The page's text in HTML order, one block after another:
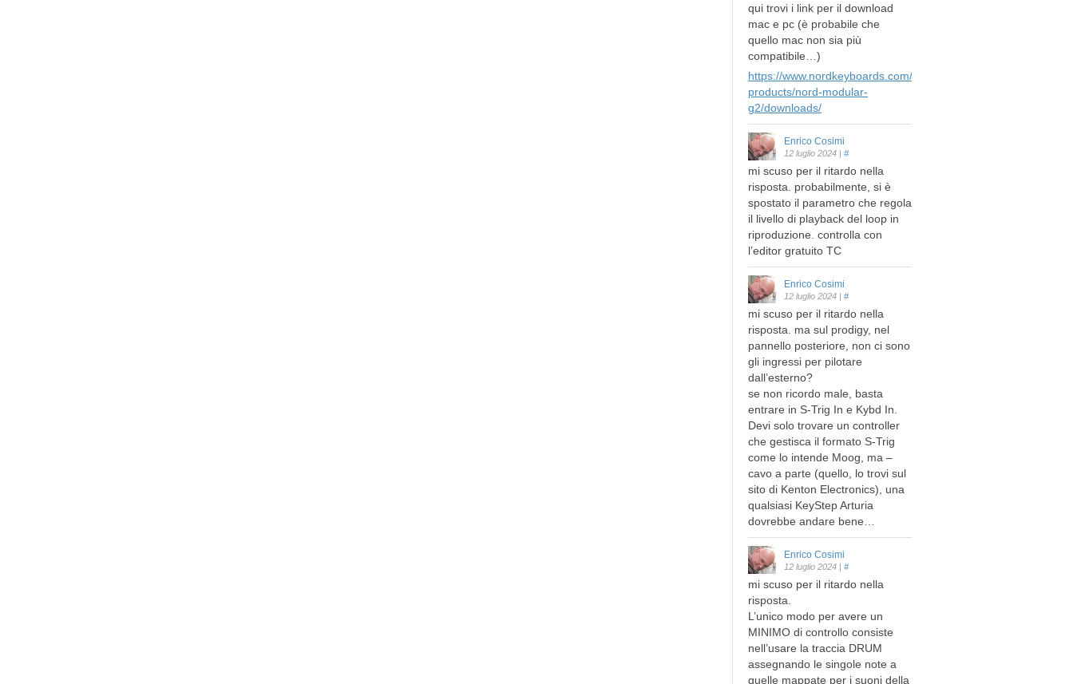
qui trovi i link per il download
mac e pc (è probabile che
quello mac non sia più
compatibile…)
https://www.nordkeyboards.com/legacy-
products/nord-modular-
g2/downloads/
Enrico Cosimi
12 luglio 2024 | #
mi scuso per il ritardo nella
risposta. probabilmente, si è
spostato il parametro che regola
il livello di playback del loop in
riproduzione. controlla con
l’editor gratuito TC
Enrico Cosimi
12 luglio 2024 | #
mi scuso per il ritardo nella
risposta. ma sul prodigy, nel
pannello posteriore, non ci sono
gli ingressi per pilotare
dall’esterno?
se non ricordo male, basta
entrare in S-Trig In e Kybd In.
Devi solo trovare un controller
che gestisca il formato S-Trig
come lo intende Moog, ma –
cavo a parte (quello, lo trovi sul
sito di Kenton Electronics), una
qualsiasi KeyStep Arturia
dovrebbe andare bene…
Enrico Cosimi
12 luglio 2024 | #
mi scuso per il ritardo nella
risposta.
L’unico modo per avere un
MINIMO di controllo consiste
nell’usare la traccia DRUM
assegnando le singole note a
quelle mappate per i suoni della